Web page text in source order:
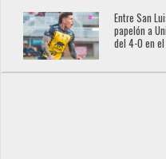
Entre San
papelón a
del 4-0 en